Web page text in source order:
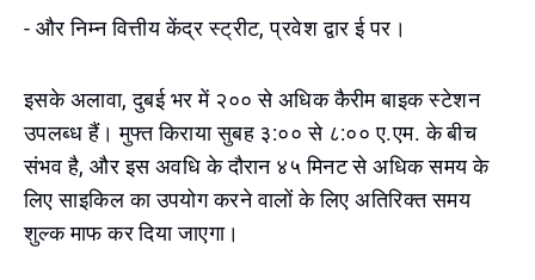
- और निम्न वित्तीय केंद्र स्ट्रीट, प्रवेश द्वार ई पर।
इसके अलावा, दुबई भर में २०० से अधिक कैरीम बाइक स्टेशन
उपलब्ध हैं। मुफ्त किराया सुबह ३:०० से ८:०० ए.एम. के बीच
संभव है, और इस अवधि के दौरान ४५ मिनट से अधिक समय के
लिए साइकिल का उपयोग करने वालों के लिए अतिरिक्त समय
शुल्क माफ कर दिया जाएगा।